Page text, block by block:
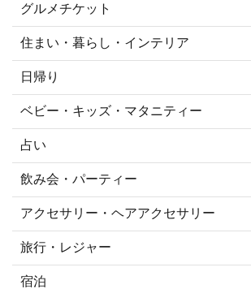
グルメチケット
住まい・暮らし・インテリア
日帰り
ベビー・キッズ・マタニティー
占い
飲み会・パーティー
アクセサリー・ヘアアクセサリー
旅行・レジャー
宿泊